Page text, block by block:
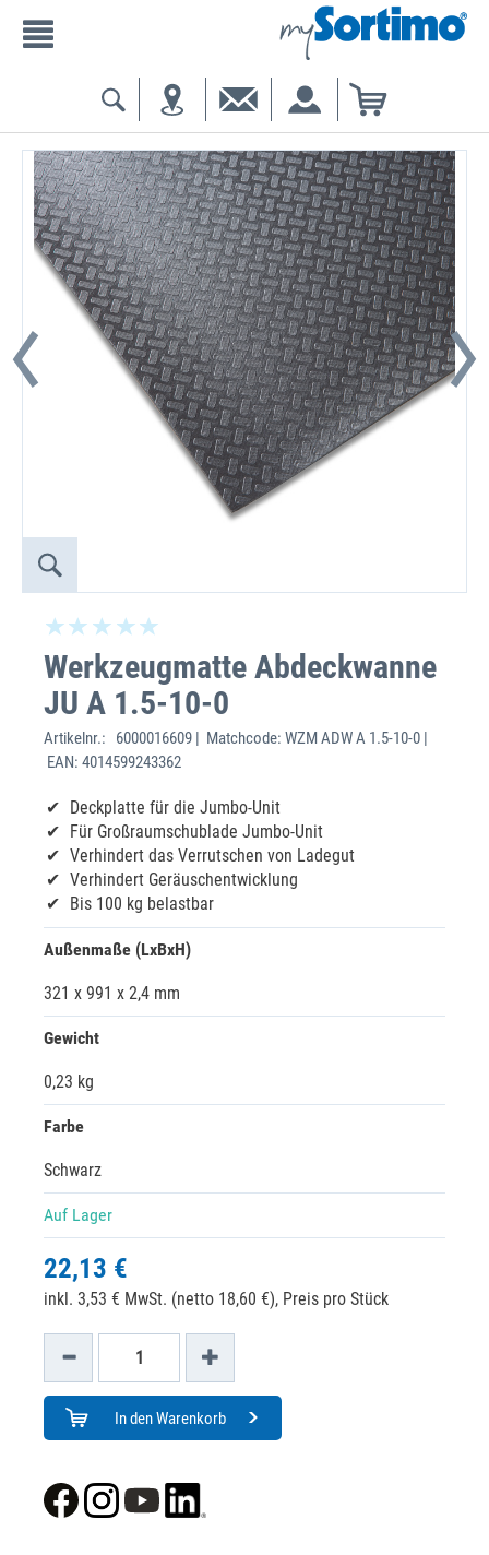
Werkzeugmatte Abdeckwanne
JU A 1.5-10-0
Artikelnr.:
6000016609 | Matchcode: WZM ADW A 1.5-10-0 |
EAN: 4014599243362
Deckplatte für die Jumbo-Unit
Für Großraumschublade Jumbo-Unit
Verhindert das Verrutschen von Ladegut
Verhindert Geräuschentwicklung
Bis 100 kg belastbar
Außenmaße (LxBxH)
321 x 991 x 2,4 mm
Gewicht
0,23 kg
Farbe
Schwarz
Auf Lager
22,13 €
inkl. 3,53 € MwSt. (netto 18,60 €), Preis pro Stück
In den Warenkorb